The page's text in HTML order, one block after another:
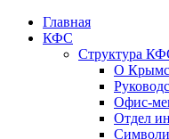
Главная
КФС
Структура
О
Офис-
Отдел